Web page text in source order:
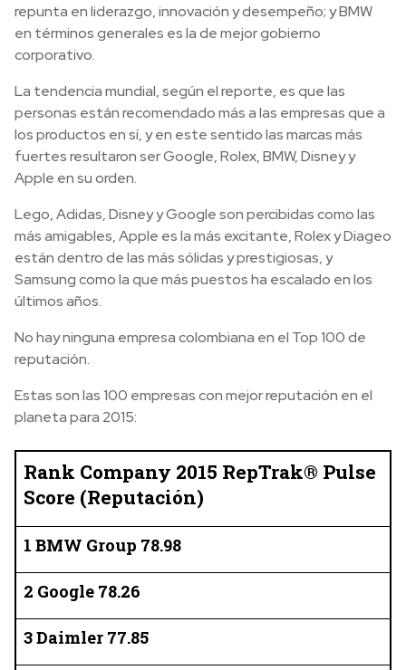
repunta en liderazgo, innovación y desempeño; y BMW
en términos generales es la de mejor gobierno
corporativo.
La tendencia mundial, según el reporte, es que las
personas están recomendado más a las empresas que a
los productos en sí, y en este sentido las marcas más
fuertes resultaron ser Google, Rolex, BMW, Disney y
Apple en su orden.
Lego, Adidas, Disney y Google son percibidas como las
más amigables, Apple es la más excitante, Rolex y Diageo
están dentro de las más sólidas y prestigiosas, y
Samsung como la que más puestos ha escalado en los
últimos años.
No hay ninguna empresa colombiana en el Top 100 de
reputación.
Estas son las 100 empresas con mejor reputación en el
planeta para 2015:
Rank Company 2015 RepTrak® Pulse
Score (Reputación)
1 BMW Group 78.98
2 Google 78.26
3 Daimler 77.85